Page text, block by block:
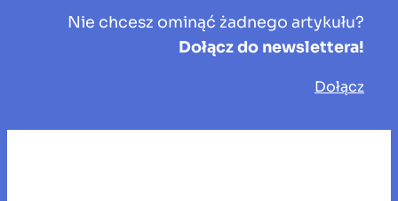
Nie chcesz ominąć żadnego artykułu?
Dołącz do newslettera!
Dołącz